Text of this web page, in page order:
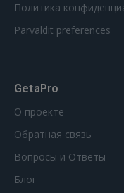
Политика
Pārvaldīt preferences
GetaPro
О проекте
Обратная связь
Вопросы и Ответы
Блог